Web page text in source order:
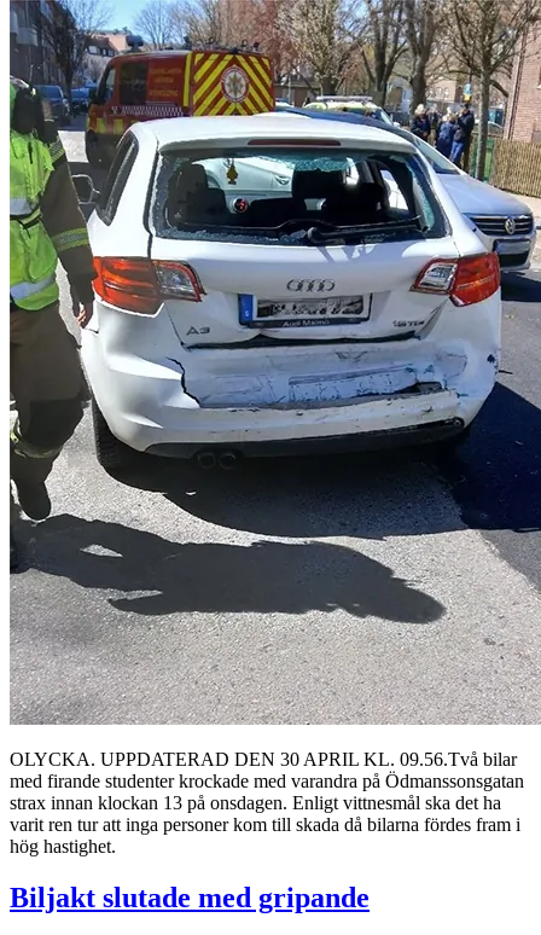
OLYCKA. UPPDATERAD DEN 30 APRIL KL. 09.56.Två bilar
med firande studenter krockade med varandra på Ödmanssonsgatan
strax innan klockan 13 på onsdagen. Enligt vittnesmål ska det ha
varit ren tur att inga personer kom till skada då bilarna fördes fram i
hög hastighet.
Biljakt slutade med gripande